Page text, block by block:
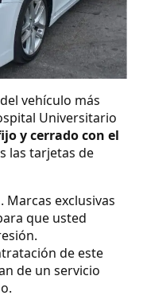
vehículo más
Universitario
y cerrado con el
las tarjetas de
. Marcas exclusivas
que usted
de este
de un servicio